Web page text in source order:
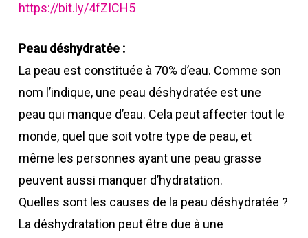
https://bit.ly/4fZICH5
Peau déshydratée :
La peau est constituée à 70% d’eau. Comme son
nom l’indique, une peau déshydratée est une
peau qui manque d’eau. Cela peut affecter tout le
monde, quel que soit votre type de peau, et
même les personnes ayant une peau grasse
peuvent aussi manquer d’hydratation.
Quelles sont les causes de la peau déshydratée ?
La déshydratation peut être due à une